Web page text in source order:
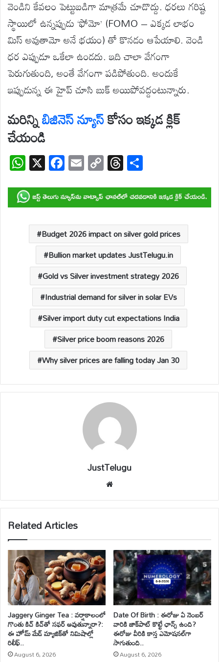
వెండిని కేవలం పెట్టుబడిగా మాత్రమే చూడొద్దు. ధరలు గరిష్ట
స్థాయిలో ఉన్నప్పుడు ‘ఫోమో’ (FOMO – ఎక్కడ లాభం
మిస్ అవుతామో అనే భయం) తో కొనడం ఆపేయాలి. వెండి
ధర ఎప్పుడూ ఒకేలా ఉండదు. ఇది చాలా వేగంగా
పెరుగుతుంది, అంతే వేగంగా పడిపోతుంది. అందుకే
ఇప్పుడున్న ఈ హైప్ చూసి బుక్ అయిపోవద్దంటున్నారు.
మరిన్నిబిజినెస్న్యూస్కోసం ఇక్కడ క్లిక్
చేయండి
W
h
at
s
A
p
X F
ac
e
b
o
o
k
E
m
ail
C
o
p
y
Li
n
k
T
hr
e
a
d
s
ar
e
Budget 2026 impact on silver gold prices
Bullion market updates JustTelugu.in
Gold vs Silver investment strategy 2026
Industrial demand for silver in solar EVs
Silver import duty cut expectations India
Silver price boom reasons 2026
Why silver prices are falling today Jan 30
JustTelugu
bsi
te
Related Articles
Jaggery Ginger Tea : వర్షాకాలంలో
గొంతు కిచ్ కిచ్‌తో సఫర్ అవుతున్నారా?:
ఈ హోమ్ మేడ్ మ్యాజిక్‌తో నిమిషాల్లో
రిలీఫ్..
August 6, 2026
Date Of Birth : ఈరోజు ఏ నెంబర్
వారికి జాక్‌పాట్ కొట్టే ఛాన్స్ ఉంది?
ఈరోజు వీరికి కాస్త ఎమోషనల్‌గా
సాగుతుంది..
August 6, 2026